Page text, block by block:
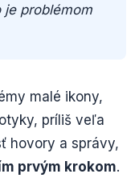
je problémom
malé ikony,
príliš veľa
hovory a správy,
prvým krokom.